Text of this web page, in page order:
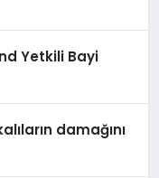
Yetkili Bayi
damağını